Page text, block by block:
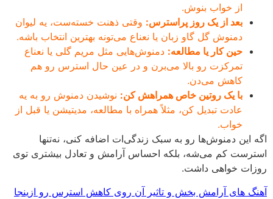
از خواب بنوش.
بعد از یک روز پراسترس:وقتی ذهنت خسته‌ست، یه لیوان
دمنوش گل گاو زبان یا نعناع می‌تونه بهترین انتخاب باشه.
حین کار یا مطالعه:دمنوش‌هایی مثل مریم گلی یا نعناع
تمرکزت رو بالا می‌برن و در عین حال استرس رو هم
کاهش می‌دن.
با یک روتین خاص همراهش کن: نوشیدن دمنوش رو به یه
عادت تبدیل کن، مثلاً همراه با مطالعه، مدیتیشن یا قبل از
خواب.
این دمنوش‌ها رو به سبک زندگی‌ات اضافه کنی، نه‌تنها
کم می‌شه، بلکه احساس آرامش و تعادل بیشتری توی
خواهی داشت.
های آرامش بخش و تاثیر آن روی کاهش استرس رو ازینجا